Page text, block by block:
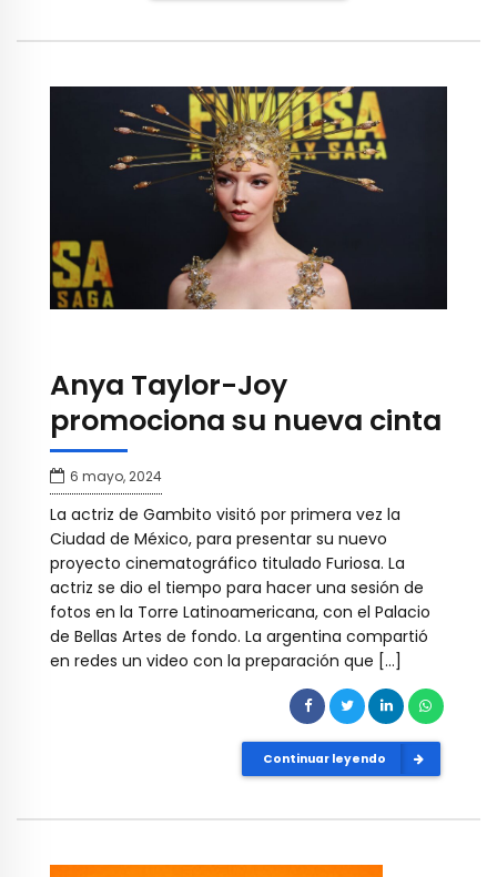
Anya Taylor-Joy
promociona su nueva cinta
6 mayo, 2024
La actriz de Gambito visitó por primera vez la
Ciudad de México, para presentar su nuevo
proyecto cinematográfico titulado Furiosa. La
actriz se dio el tiempo para hacer una sesión de
fotos en la Torre Latinoamericana, con el Palacio
de Bellas Artes de fondo. La argentina compartió
en redes un video con la preparación que […]
Continuar leyendo